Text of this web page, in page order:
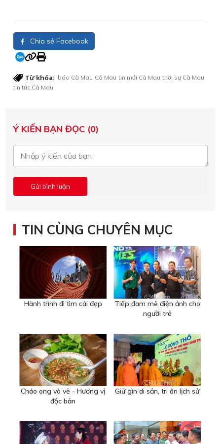
Chia sẻ Facebook
Từ khóa: báo Cà Mau Cà Mau tin mới Cà Mau thời sự Cà Mau
tin tức Cà Mau
Ý KIẾN BẠN ĐỌC (0)
TIN CÙNG CHUYÊN MỤC
Hành trình đi tìm cái đẹp
Tiếp đam mê điện ảnh cho
người trẻ
Cháo ong vò vẽ - Hương vị
độc bản
Giữ gìn di sản, tri ân lịch sử